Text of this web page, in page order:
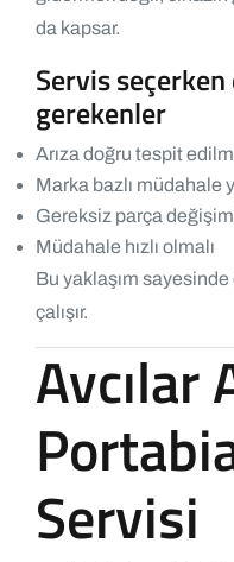
da kapsar.
Servis
gerekenler
Arıza doğru tespit
Marka bazlı müdahale
Gereksiz parça
Müdahale hızlı olmalı
Bu yaklaşım
çalışır.
Avcılar
Servisi